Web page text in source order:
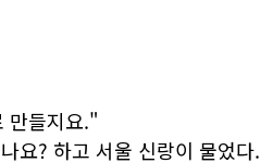
만들지요."
요? 하고 서울 신랑이 물었다.